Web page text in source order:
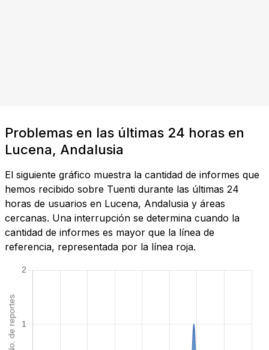
Problemas en las últimas 24 horas en
Lucena, Andalusia
El siguiente gráfico muestra la cantidad de informes que
hemos recibido sobre Tuenti durante las últimas 24
horas de usuarios en Lucena, Andalusia y áreas
cercanas. Una interrupción se determina cuando la
cantidad de informes es mayor que la línea de
referencia, representada por la línea roja.